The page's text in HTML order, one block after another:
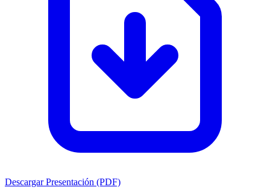
Descargar Presentación (PDF)